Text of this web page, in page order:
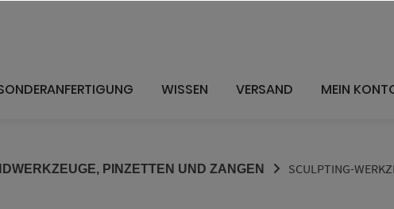
WISSEN VERSAND MEIN
PINZETTEN UND ZANGEN SCULPTING-